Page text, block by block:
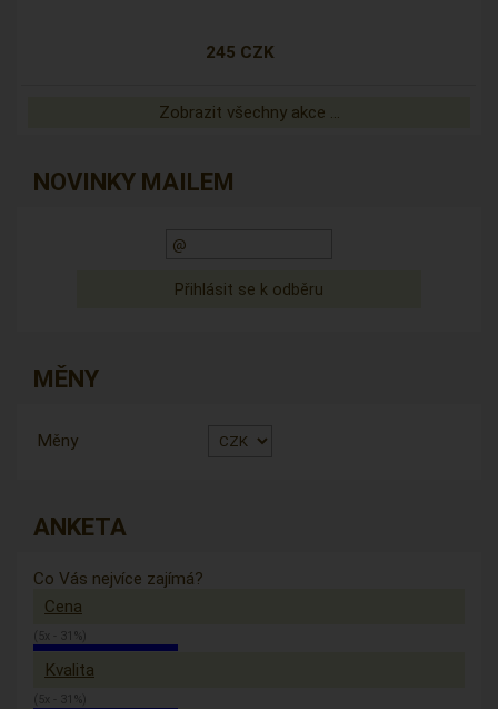
245 CZK
Zobrazit všechny akce ...
NOVINKY MAILEM
MĚNY
Měny
ANKETA
Co Vás nejvíce zajímá?
Cena
(5x - 31%)
Kvalita
(5x - 31%)